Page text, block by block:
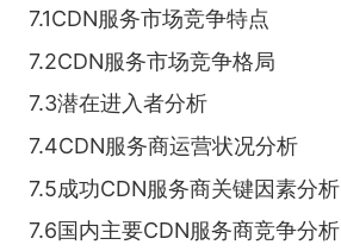
7.1CDN服务市场竞争特点
7.2CDN服务市场竞争格局
7.3潜在进入者分析
7.4CDN服务商运营状况分析
7.5成功CDN服务商关键因素分析
7.6国内主要CDN服务商竞争分析